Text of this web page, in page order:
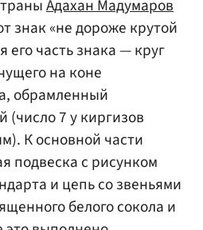
Адахан Мадумаров
знак «не дороже крутой
часть знака — круг
на коне
обрамленный
(число 7 у киргизов
К основной части
подвеска с рисунком
и цепь со звеньями
белого сокола и